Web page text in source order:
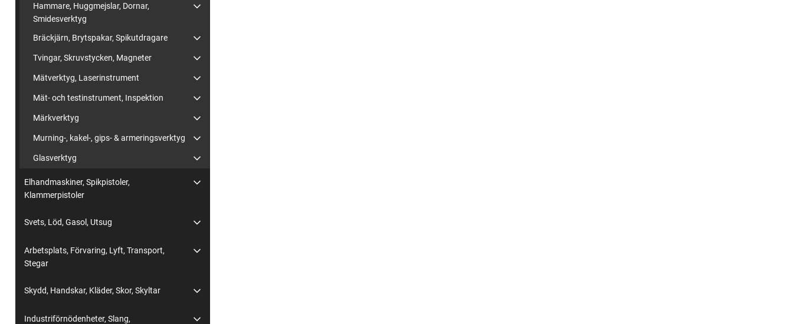
Hammare, Huggmejslar, Dornar,
Smidesverktyg
Bräckjärn, Brytspakar, Spikutdragare
Tvingar, Skruvstycken, Magneter
Mätverktyg, Laserinstrument
Mät- och testinstrument, Inspektion
Märkverktyg
Murning-, kakel-, gips- & armeringsverktyg
Glasverktyg
Elhandmaskiner, Spikpistoler,
Klammerpistoler
Svets, Löd, Gasol, Utsug
Arbetsplats, Förvaring, Lyft, Transport,
Stegar
Skydd, Handskar, Kläder, Skor, Skyltar
Industriförnödenheter, Slang,